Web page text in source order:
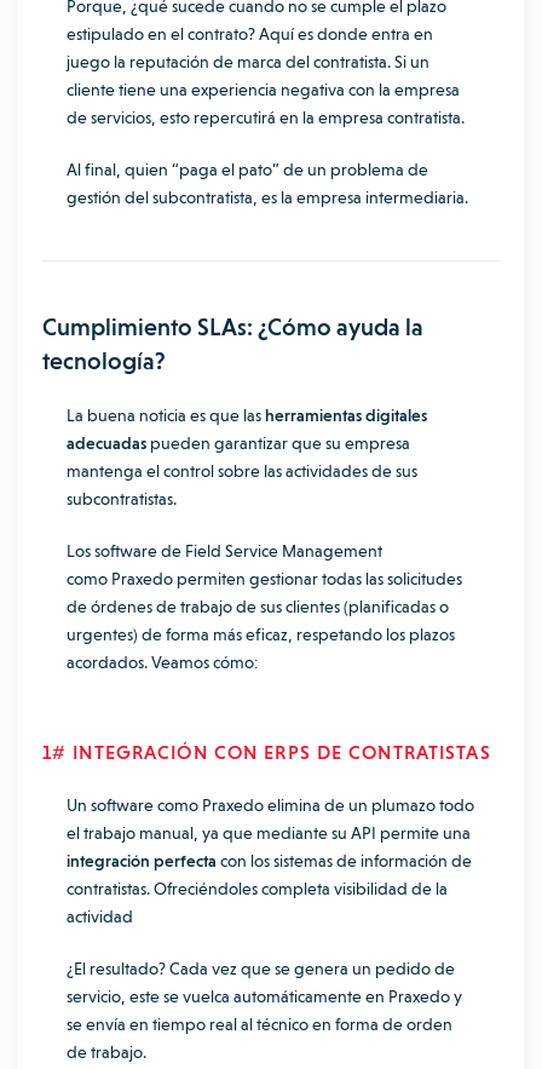
Porque, ¿qué sucede cuando no se cumple el plazo
estipulado en el contrato? Aquí es donde entra en
juego la reputación de marca del contratista. Si un
cliente tiene una experiencia negativa con la empresa
de servicios, esto repercutirá en la empresa contratista.
Al final, quien “paga el pato” de un problema de
gestión del subcontratista, es la empresa intermediaria.
Cumplimiento SLAs: ¿Cómo ayuda la
tecnología?
La buena noticia es que lasherramientas digitales
adecuadas pueden garantizar que su empresa
mantenga el control sobre las actividades de sus
subcontratistas.
Los software de Field Service Management
como Praxedo permiten gestionar todas las solicitudes
de órdenes de trabajo de sus clientes (planificadas o
urgentes) de forma más eficaz, respetando los plazos
acordados. Veamos cómo:
1# INTEGRACIÓN CON ERPS DE CONTRATISTAS
Un software como Praxedo elimina de un plumazo todo
el trabajo manual, ya que mediante su API permite una
integración perfecta con los sistemas de información de
contratistas. Ofreciéndoles completa visibilidad de la
actividad
¿El resultado? Cada vez que se genera un pedido de
servicio, este se vuelca automáticamente en Praxedo y
se envía en tiempo real al técnico en forma de orden
de trabajo.